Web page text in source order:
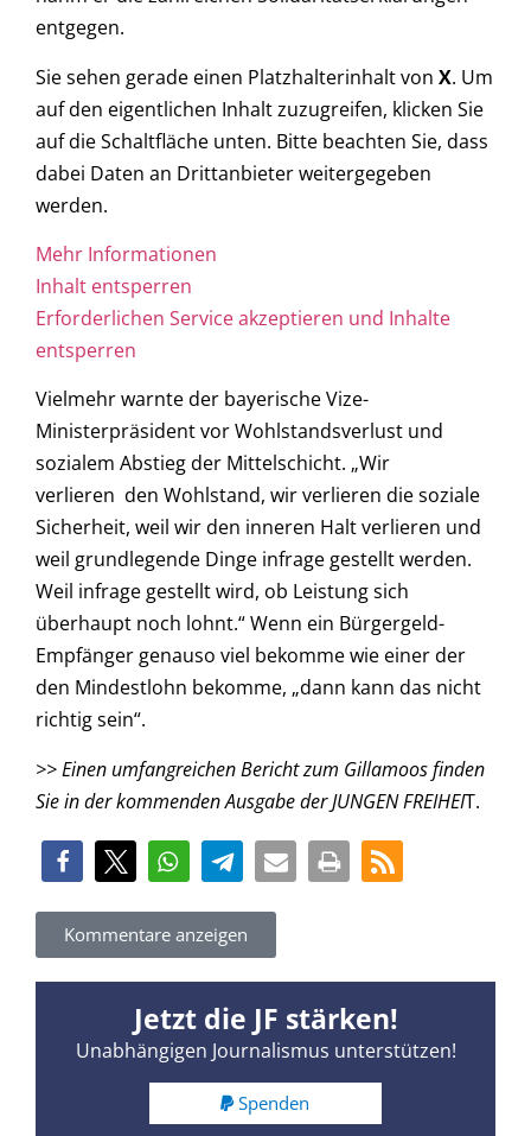
entgegen.
Sie sehen gerade einen Platzhalterinhalt von X. Um
auf den eigentlichen Inhalt zuzugreifen, klicken Sie
auf die Schaltfläche unten. Bitte beachten Sie, dass
dabei Daten an Drittanbieter weitergegeben
werden.
Mehr Informationen
Inhalt entsperren
Erforderlichen Service akzeptieren und Inhalte
entsperren
Vielmehr warnte der bayerische Vize-
Ministerpräsident vor Wohlstandsverlust und
sozialem Abstieg der Mittelschicht. „Wir
verlieren den Wohlstand, wir verlieren die soziale
Sicherheit, weil wir den inneren Halt verlieren und
weil grundlegende Dinge infrage gestellt werden.
Weil infrage gestellt wird, ob Leistung sich
überhaupt noch lohnt.“ Wenn ein Bürgergeld-
Empfänger genauso viel bekomme wie einer der
den Mindestlohn bekomme, „dann kann das nicht
richtig sein“.
>> Einen umfangreichen Bericht zum Gillamoos finden
Sie in der kommenden Ausgabe der JUNGEN FREIHEIT.
Kommentare anzeigen
Jetzt die JF stärken!
Unabhängigen Journalismus unterstützen!
Spenden